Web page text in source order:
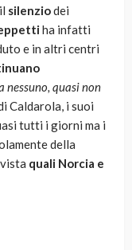
silenziodei
ha infatti
e in altri centri
nessuno, quasi non
Caldarola, i suoi
tutti i giorni ma i
della
quali Norcia e